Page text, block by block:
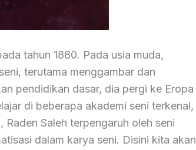
tahun 1880. Pada usia muda,
terutama menggambar dan
pendidikan dasar, dia pergi ke Eropa
di beberapa akademi seni terkenal,
Saleh terpengaruh oleh seni
dalam karya seni. Disini kita akan